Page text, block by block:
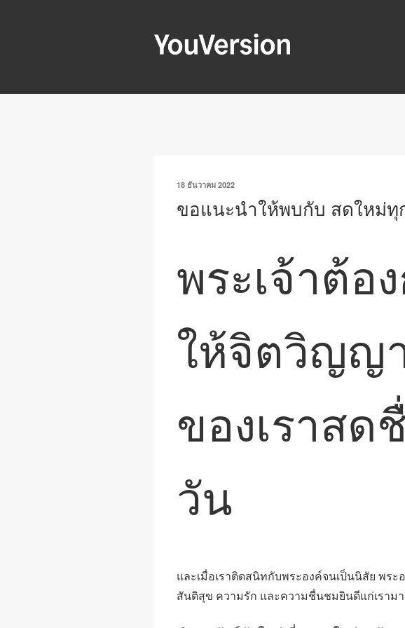
เขียน
ที่
18 ธันวาคม 2022
ขอแนะนำให้พบกับ สดใหม่ทุ
พระเจ้าต้อ
ให้จิตวิญญ
ของเราสด
วัน
และเมื่อเราติดสนิทกับพระองค์จนเป็นนิสัย พระ
สันติสุข ความรัก และความชื่นชมยินดีแก่เราม